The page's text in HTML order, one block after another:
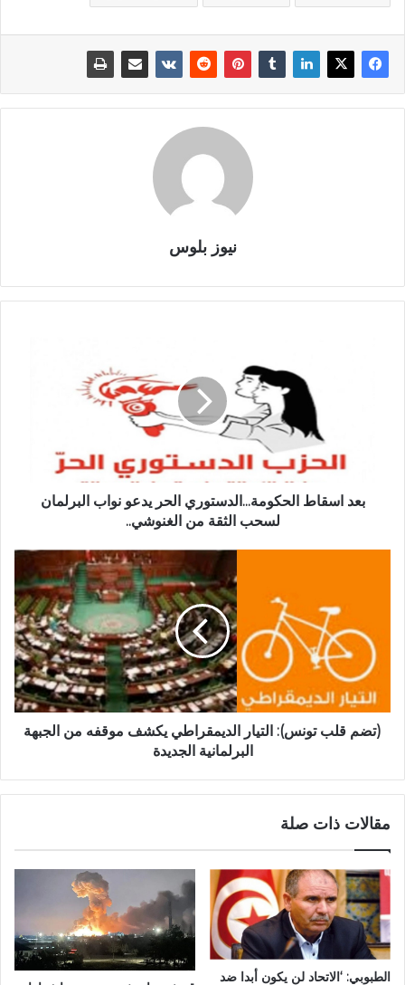
نيوز بلوس
بعد اسقاط الحكومة...الدستوري الحر يدعو نواب البرلمان
لسحب الثقة من الغنوشي..
(تضم قلب تونس): التيار الديمقراطي يكشف موقفه من الجبهة
البرلمانية الجديدة
مقالات ذات صلة
الطبوبي: ‘الاتحاد لن يكون أبدا ضد